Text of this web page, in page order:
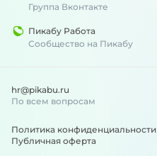
Группа Вконтакте
Пикабу Работа
Сообщество на Пикабу
hr@pikabu.ru
По всем вопросам
Политика конфиденциальности
Публичная оферта